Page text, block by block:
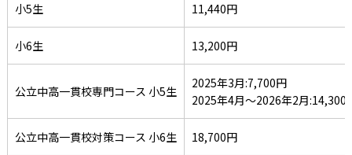
市立川崎総合科学 - 新城 -
住吉 - 市立高津 -
市立橘 - 追浜 横須賀 -
横須賀大津 - 市立横須賀総合
小5生 11,440円
小6生 13,200円
公立中高一貫校専門コース 小5生
2025年3月:7,700円
2025年4月～2026年2月:14,300
公立中高一貫校対策コース 小6生 18,700円